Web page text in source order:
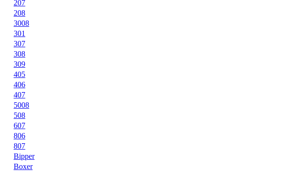
207
208
3008
301
307
308
309
405
406
407
5008
508
607
806
807
Bipper
Boxer